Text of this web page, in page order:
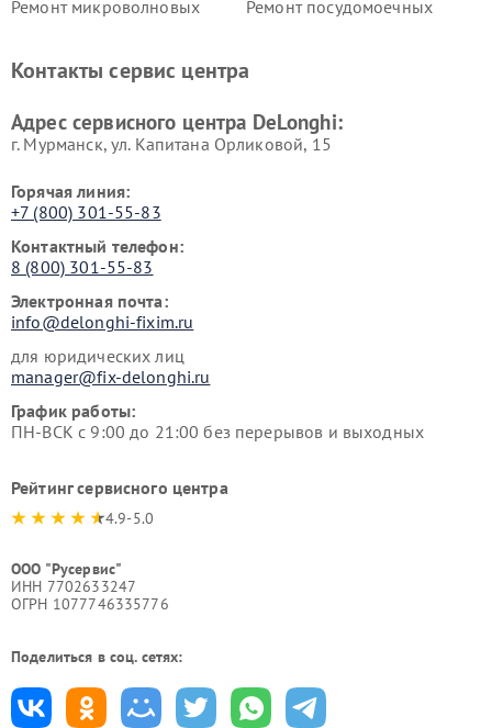
Ремонт микроволновых
Ремонт посудомоечных
DeLonghi
DeLonghi
Контакты сервис центра
Адрес сервисного центра DeLonghi:
г. Мурманск, ул. Капитана Орликовой, 15
Горячая линия:
+7 (800) 301-55-83
Контактный телефон:
8 (800) 301-55-83
Электронная почта:
info@delonghi-fixim.ru
для юридических лиц
manager@fix-delonghi.ru
График работы:
ПН-ВСК с 9:00 до 21:00 без перерывов и выходных
Рейтинг сервисного центра
4.9-5.0
ООО "Русервис"
ИНН 7702633247
ОГРН 1077746335776
Поделиться в соц. сетях: